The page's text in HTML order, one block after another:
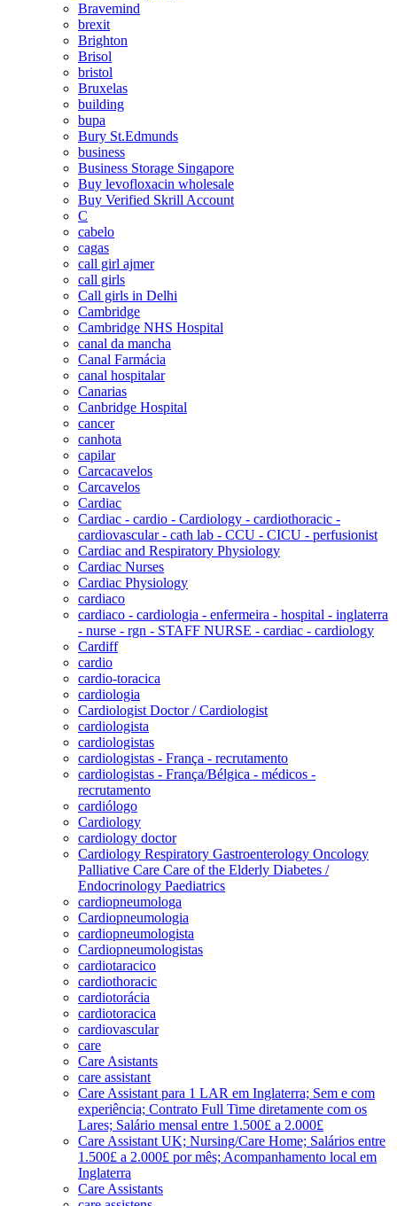
Bravemind
brexit
Brighton
Brisol
bristol
Bruxelas
building
bupa
Bury St.Edmunds
business
Business Storage Singapore
Buy levofloxacin wholesale
Buy Verified Skrill Account
C
cabelo
cagas
call girl ajmer
call girls
Call girls in Delhi
Cambridge
Cambridge NHS Hospital
canal da mancha
Canal Farmácia
canal hospitalar
Canarias
Canbridge Hospital
cancer
canhota
capilar
Carcacavelos
Carcavelos
Cardiac
Cardiac - cardio - Cardiology - cardiothoracic -
cardiovascular - cath lab - CCU - CICU - perfusionist
Cardiac and Respiratory Physiology
Cardiac Nurses
Cardiac Physiology
cardiaco
cardiaco - cardiologia - enfermeira - hospital - inglaterra
- nurse - rgn - STAFF NURSE - cardiac - cardiology
Cardiff
cardio
cardio-toracica
cardiologia
Cardiologist Doctor / Cardiologist
cardiologista
cardiologistas
cardiologistas - França - recrutamento
cardiologistas - França/Bélgica - médicos -
recrutamento
cardiólogo
Cardiology
cardiology doctor
Cardiology Respiratory Gastroenterology Oncology
Palliative Care Care of the Elderly Diabetes /
Endocrinology Paediatrics
cardiopneumologa
Cardiopneumologia
cardiopneumologista
Cardiopneumologistas
cardiotaracico
cardiothoracic
cardiotorácia
cardiotoracica
cardiovascular
care
Care Asistants
care assistant
Care Assistant para 1 LAR em Inglaterra; Sem e com
experiência; Contrato Full Time diretamente com os
Lares; Salário mensal entre 1.500£ a 2.000£
Care Assistant UK; Nursing/Care Home; Salários entre
1.500£ a 2.000£ por mês; Acompanhamento local em
Inglaterra
Care Assistants